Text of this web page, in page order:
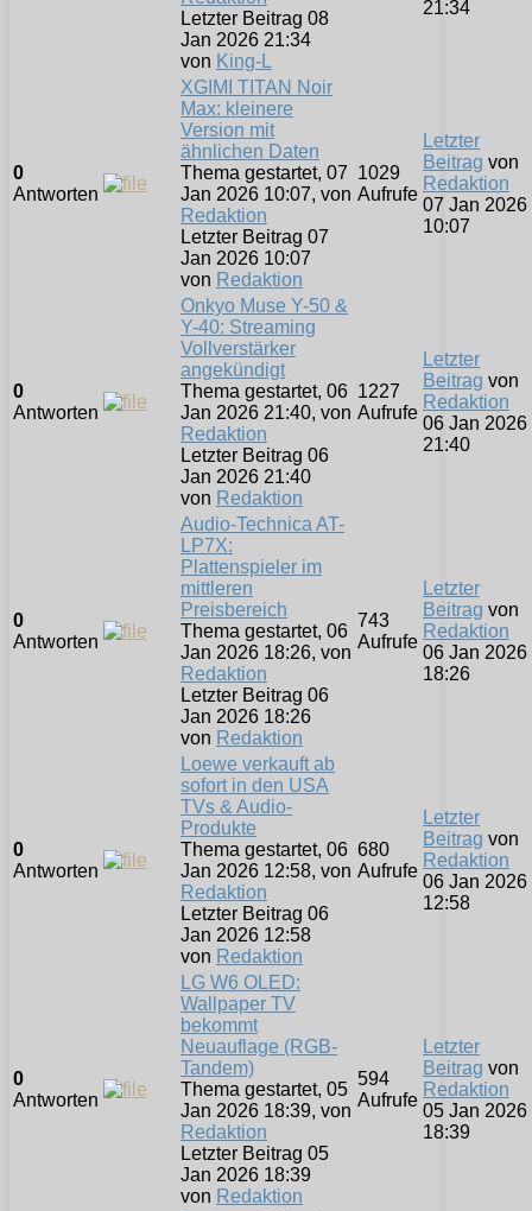
Letzter Beitrag 08
Jan 2026 21:34
von King-L
21:34
0
Antworten
XGIMI TITAN Noir
Max: kleinere
Version mit
ähnlichen Daten
Thema gestartet, 07
Jan 2026 10:07, von
Redaktion
Letzter Beitrag 07
Jan 2026 10:07
von Redaktion
1029
Aufrufe
Letzter
Beitrag von
Redaktion
07 Jan 2026
10:07
0
Antworten
Onkyo Muse Y-50 &
Y-40: Streaming
Vollverstärker
angekündigt
Thema gestartet, 06
Jan 2026 21:40, von
Redaktion
Letzter Beitrag 06
Jan 2026 21:40
von Redaktion
1227
Aufrufe
Letzter
Beitrag von
Redaktion
06 Jan 2026
21:40
0
Antworten
Audio-Technica AT-
LP7X:
Plattenspieler im
mittleren
Preisbereich
Thema gestartet, 06
Jan 2026 18:26, von
Redaktion
Letzter Beitrag 06
Jan 2026 18:26
von Redaktion
743
Aufrufe
Letzter
Beitrag von
Redaktion
06 Jan 2026
18:26
0
Antworten
Loewe verkauft ab
sofort in den USA
TVs & Audio-
Produkte
Thema gestartet, 06
Jan 2026 12:58, von
Redaktion
Letzter Beitrag 06
Jan 2026 12:58
von Redaktion
680
Aufrufe
Letzter
Beitrag von
Redaktion
06 Jan 2026
12:58
0
Antworten
LG W6 OLED:
Wallpaper TV
bekommt
Neuauflage (RGB-
Tandem)
Thema gestartet, 05
Jan 2026 18:39, von
Redaktion
Letzter Beitrag 05
Jan 2026 18:39
von Redaktion
594
Aufrufe
Letzter
Beitrag von
Redaktion
05 Jan 2026
18:39